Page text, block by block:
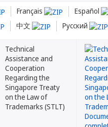
Français
Español
中文 Русский
Technical
Assistance and
Cooperation
Regarding the
Singapore Treaty
on the Law of
Trademarks (STLT)